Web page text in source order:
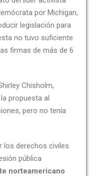
por Michigan,
legislación para
no tuvo suficiente
firmas de más de 6
Chisholm,
propuesta al
pero no tenía
los derechos civiles
pública
norteamericano